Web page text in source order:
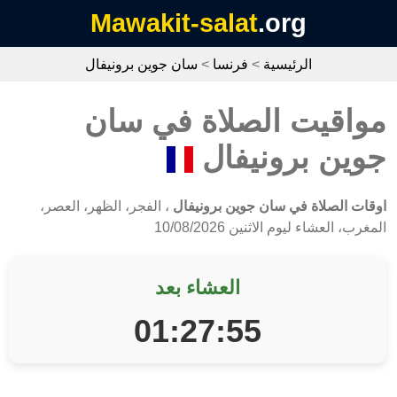
Mawakit-salat.org
الرئيسية > فرنسا > سان جوين برونيفال
مواقيت الصلاة في سان
جوين برونيفال
اوقات الصلاة في سان جوين برونيفال ، الفجر، الظهر، العصر،
المغرب، العشاء ليوم الاثنين 10/08/2026
العشاء بعد
01:27:55